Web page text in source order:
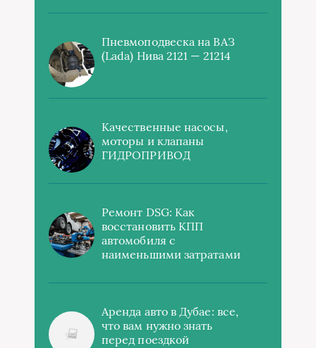
Пневмоподвеска на ВАЗ
(Lada) Нива 2121 — 21214
Качественные насосы,
моторы и клапаны
ГИДРОПРИВОД
Ремонт DSG: Как
восстановить КПП
автомобиля с
наименьшими затратами
Аренда авто в Дубае: все,
что вам нужно знать
перед поездкой